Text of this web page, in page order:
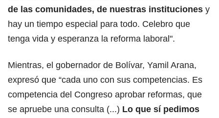
de las comunidades, de nuestras instituciones y
hay un tiempo especial para todo. Celebro que
tenga vida y esperanza la reforma laboral".
Mientras, el gobernador de Bolívar, Yamil Arana,
expresó que “cada uno con sus competencias. Es
competencia del Congreso aprobar reformas, que
se apruebe una consulta (...) Lo que sí pedimos